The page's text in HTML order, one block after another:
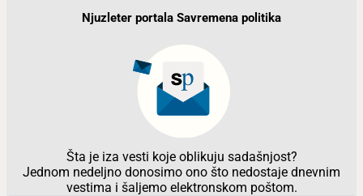
Njuzleter portala Savremena politika
Šta je iza vesti koje oblikuju sadašnjost?
Jednom nedeljno donosimo ono što nedostaje dnevnim
vestima i šaljemo elektronskom poštom.